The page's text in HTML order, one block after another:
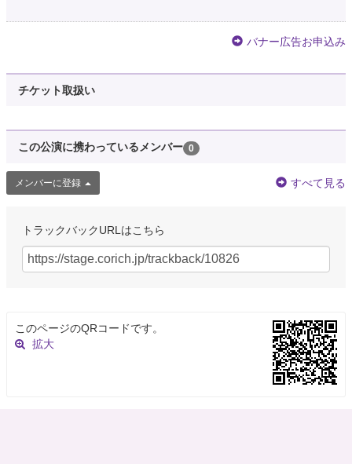
バナー広告お申込み
チケット取扱い
この公演に携わっているメンバー 0
メンバーに登録 すべて見る
トラックバックURLはこちら
このページのQRコードです。
拡大